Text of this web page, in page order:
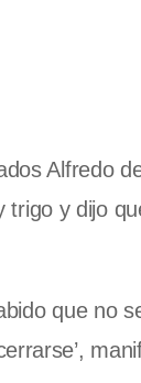
Alfredo
y dijo
que no